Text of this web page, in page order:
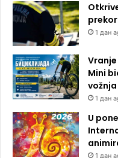
1 дан
Mini
1 дан
U
1 дан